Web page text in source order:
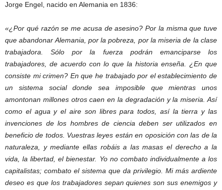
Jorge Engel, nacido en Alemania en 1836:
«¿Por qué razón se me acusa de asesino? Por la misma que tuve
que abandonar Alemania, por la pobreza, por la miseria de la clase
trabajadora. Sólo por la fuerza podrán emanciparse los
trabajadores, de acuerdo con lo que la historia enseña. ¿En que
consiste mi crimen? En que he trabajado por el establecimiento de
un sistema social donde sea imposible que mientras unos
amontonan millones otros caen en la degradación y la miseria. Así
como el agua y el aire son libres para todos, así la tierra y las
invenciones de los hombres de ciencia deben ser utilizados en
beneficio de todos. Vuestras leyes están en oposición con las de la
naturaleza, y mediante ellas robáis a las masas el derecho a la
vida, la libertad, el bienestar. Yo no combato individualmente a los
capitalistas; combato el sistema que da privilegio. Mi más ardiente
deseo es que los trabajadores sepan quienes son sus enemigos y